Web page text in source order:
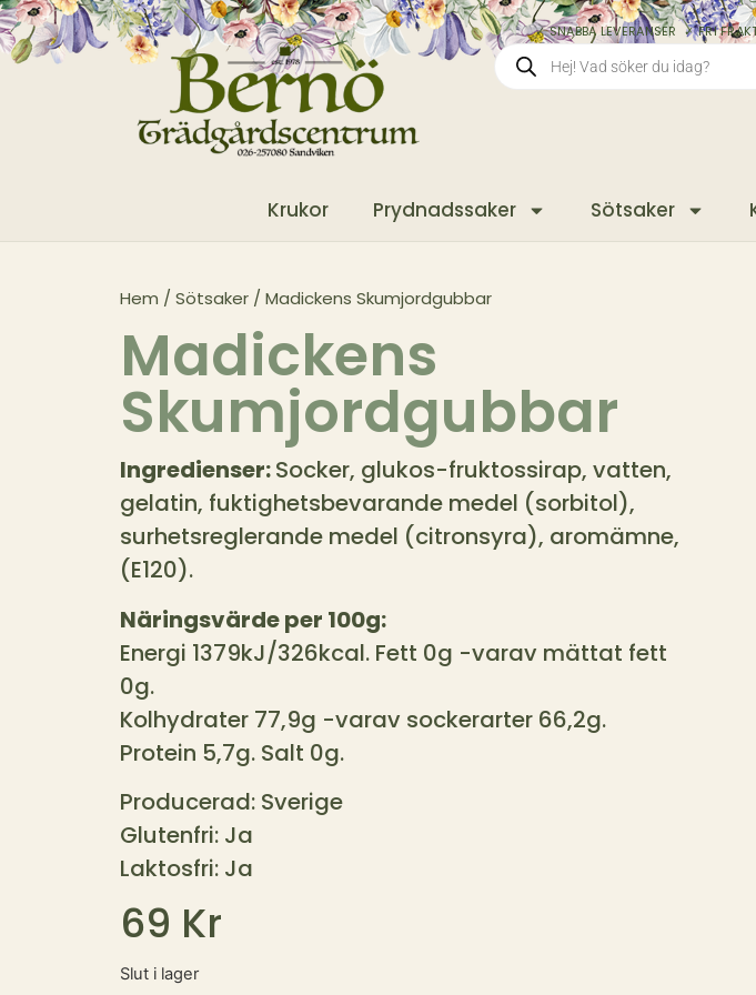
✓ SNABBA LEVERANSER ✓ FRI
Krukor Prydnadssaker Sötsaker
Hem / Sötsaker/ Madickens Skumjordgubbar
Madickens
Skumjordgubbar
Ingredienser:Socker, glukos-fruktossirap, vatten,
gelatin, fuktighetsbevarande medel (sorbitol),
surhetsreglerande medel (citronsyra), aromämne,
(E120).
Näringsvärde per 100g:
Energi 1379kJ/326kcal. Fett 0g -varav mättat fett
0g.
Kolhydrater 77,9g -varav sockerarter 66,2g.
Protein 5,7g. Salt 0g.
Producerad: Sverige
Glutenfri: Ja
Laktosfri: Ja
69 Kr
Slut i lager